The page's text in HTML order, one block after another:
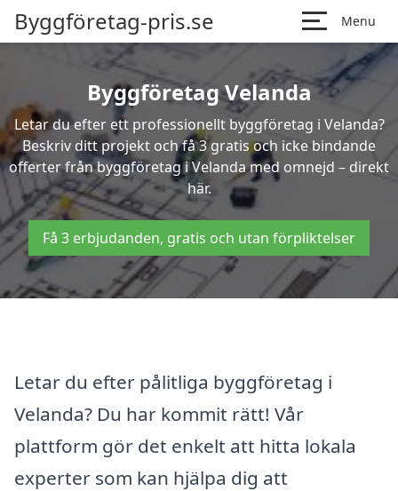
Byggföretag-pris.se Menu
Byggföretag Velanda
Letar du efter ett professionellt byggföretag i Velanda?
Beskriv ditt projekt och få 3 gratis och icke bindande
offerter från byggföretag i Velanda med omnejd – direkt
här.
Få 3 erbjudanden, gratis och utan förpliktelser
Letar du efter pålitliga byggföretag i
Velanda? Du har kommit rätt! Vår
plattform gör det enkelt att hitta lokala
experter som kan hjälpa dig att